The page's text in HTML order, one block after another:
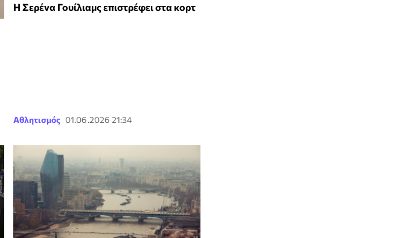
Η Σερένα Γουίλιαμς επιστρέφει στα κορτ
Αθλητισμός 01.06.2026 21:34